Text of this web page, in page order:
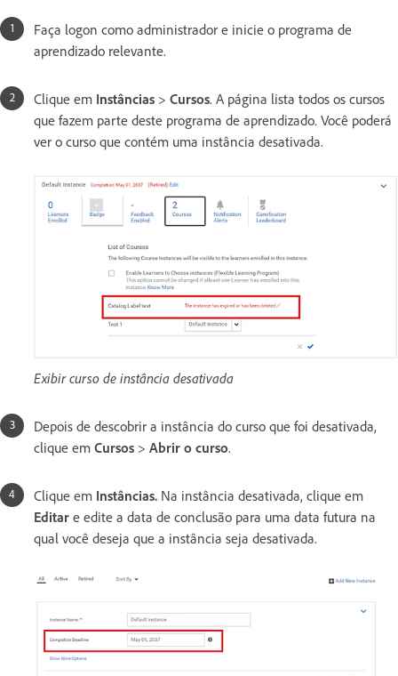
Faça logon como administrador e inicie o programa de
aprendizado relevante.
Clique em Instâncias > Cursos. A página lista todos os cursos
que fazem parte deste programa de aprendizado. Você poderá
ver o curso que contém uma instância desativada.
Exibir curso de instância desativada
Depois de descobrir a instância do curso que foi desativada,
clique em Cursos > Abrir o curso.
Clique em Instâncias. Na instância desativada, clique em
Editar e edite a data de conclusão para uma data futura na
qual você deseja que a instância seja desativada.